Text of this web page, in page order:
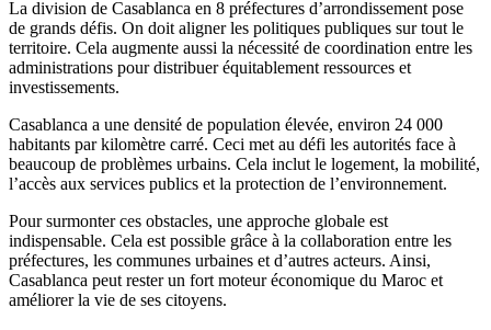
La division de Casablanca en 8 préfectures d’arrondissement pose
de grands défis. On doit aligner les politiques publiques sur tout le
territoire. Cela augmente aussi la nécessité de coordination entre les
administrations pour distribuer équitablement ressources et
investissements.
Casablanca a une densité de population élevée, environ 24 000
habitants par kilomètre carré. Ceci met au défi les autorités face à
beaucoup de problèmes urbains. Cela inclut le logement, la mobilité,
l’accès aux services publics et la protection de l’environnement.
Pour surmonter ces obstacles, une approche globale est
indispensable. Cela est possible grâce à la collaboration entre les
préfectures, les communes urbaines et d’autres acteurs. Ainsi,
Casablanca peut rester un fort moteur économique du Maroc et
améliorer la vie de ses citoyens.